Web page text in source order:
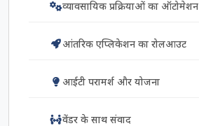
व्यावसायिक प्रक्रियाओं का ऑटोमेशन
आंतरिक एप्लिकेशन का रोलआउट
आईटी परामर्श और योजना
वेंडर के साथ संवाद